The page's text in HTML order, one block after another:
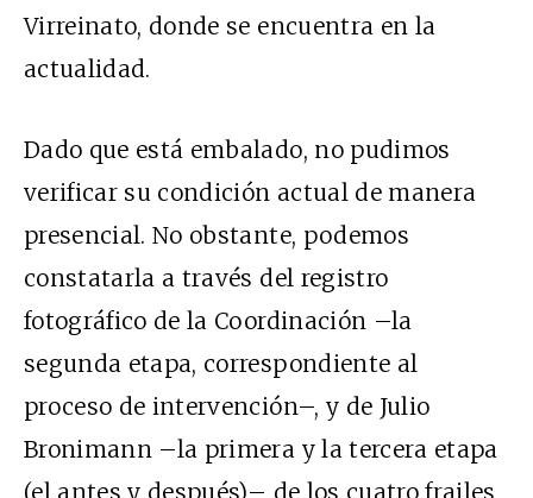
Virreinato, donde se encuentra en la
actualidad.
Dado que está embalado, no pudimos
verificar su condición actual de manera
presencial. No obstante, podemos
constatarla a través del registro
fotográfico de la Coordinación –la
segunda etapa, correspondiente al
proceso de intervención–, y de Julio
Bronimann –la primera y la tercera etapa